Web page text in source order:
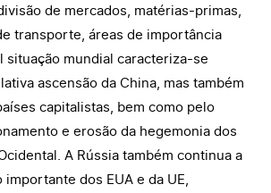
de mercados, matérias-primas,
transporte, áreas de importância
situação mundial caracteriza-se
ascensão da China, mas também
capitalistas, bem como pelo
e erosão da hegemonia dos
A Rússia também continua a
dos EUA e da UE,